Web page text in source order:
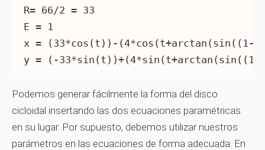
R= 66/2 = 33
E = 1
x = (33*cos(t))-
y = (-
Podemos generar fácilmente la forma del disco
cicloidal insertando las dos ecuaciones paramétricas
en su lugar. Por supuesto, debemos utilizar nuestros
parámetros en las ecuaciones de forma adecuada. En